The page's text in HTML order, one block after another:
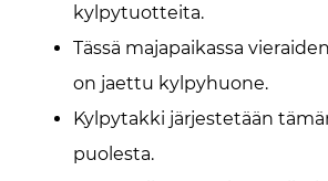
kylpytuotteita.
Tässä majapaikassa
on jaettu kylpyhuone.
Kylpytakki järjestetään
puolesta.